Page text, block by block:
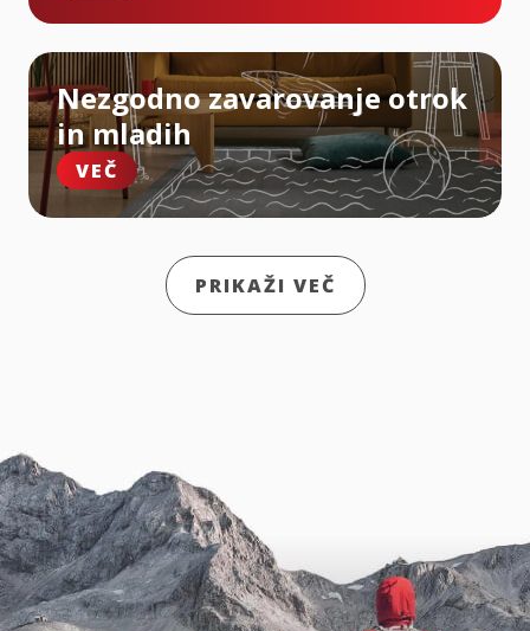
Nezgodno zavarovanje otrok
in mladih
VEČ
PRIKAŽI VEČ